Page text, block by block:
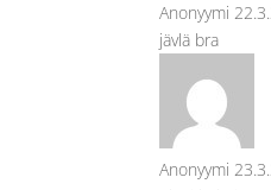
Anonyymi
jävlä bra
Anonyymi